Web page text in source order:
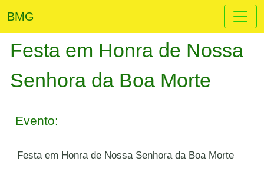
BMG
Festa em Honra de Nossa
Senhora da Boa Morte
Evento:
Festa em Honra de Nossa Senhora da Boa Morte